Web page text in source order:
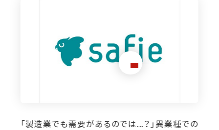
想定外のニーズ発掘に寄与。イプロス掲載によ